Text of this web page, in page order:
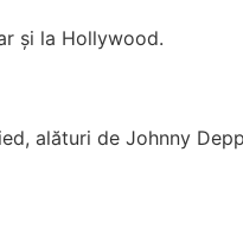
și la Hollywood.
alături de Johnny